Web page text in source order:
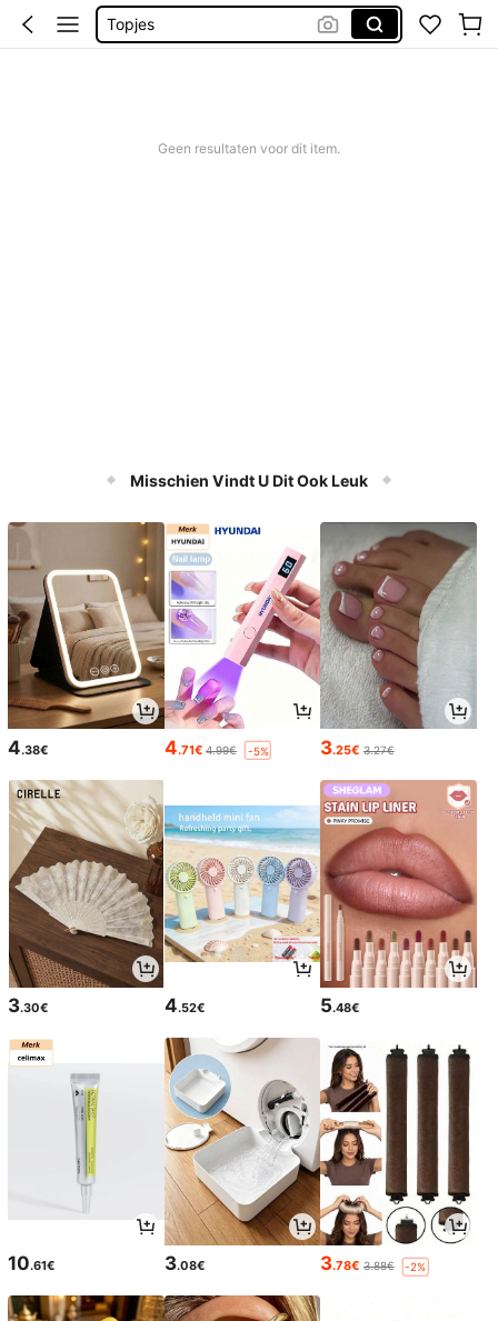
Topjes
Geen resultaten voor dit item.
Misschien Vindt U Dit Ook Leuk
4.38€ 4.71€ 4.99€ -5% 3.25€ 3.27€
3.30€ 4.52€ 5.48€
10.61€ 3.08€ 3.78€ 3.88€ -2%